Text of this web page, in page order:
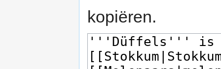
kopiëren.